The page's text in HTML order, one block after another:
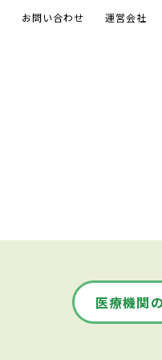
お問い合わせ 運営会社
医療機関